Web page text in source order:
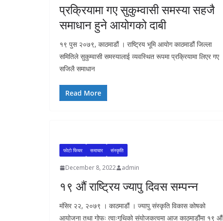
प्रक्रियामा गए सुकुम्वासी समस्या सहजै
समाधान हुने आयोगको दाबी
१९ पुस २०७९, काठमाडौं । राष्ट्रिय भूमि आयोग काठमाडौं जिल्ला
समितिले सुकुम्वासी समस्यालाई व्यवस्थित रूपमा प्रक्रियामा लिएर गए
सजिलै समाधान
Read More
फाेटाे फिचर समाचार संस्कृति
December 8, 2022 admin
१९ औं राष्ट्रिय ज्यापु दिवस सम्पन्न
मंसिर २२, २०७९ । काठमाडौं । ज्यापु संस्कृति विकास कोषको
आयोजना तथा गोफः त्वाःगुथिको संयोजकत्वमा आज काठमाडौंमा १९ औं